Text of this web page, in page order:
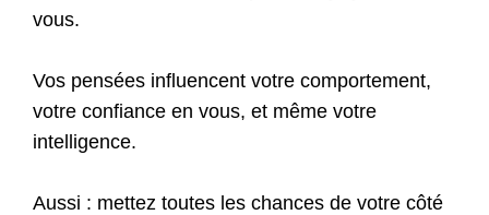
vous.
Vos pensées influencent votre comportement,
votre confiance en vous, et même votre
intelligence.
Aussi : mettez toutes les chances de votre côté